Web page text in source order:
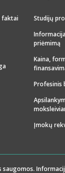
faktai
Studijų
priėmimą
Kaina,
Profesinis
Įmokų